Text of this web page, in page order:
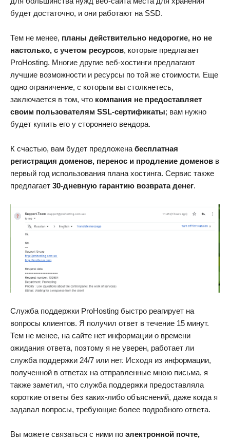
будет достаточно, и они работают на SSD.
Тем не менее, планы действительно недорогие, но не
настолько, с учетом ресурсов, которые предлагает
ProHosting. Многие другие веб-хостинги предлагают
лучшие возможности и ресурсы по той же стоимости. Еще
одно ограничение, с которым вы столкнетесь,
заключается в том, что компания не предоставляет
своим пользователям SSL-сертификаты; вам нужно
будет купить его у стороннего вендора.
К счастью, вам будет предложена бесплатная
регистрация доменов, перенос и продление доменов в
первый год использования плана хостинга. Сервис также
предлагает 30-дневную гарантию возврата денег.
Служба поддержки ProHosting быстро реагирует на
вопросы клиентов. Я получил ответ в течение 15 минут.
Тем не менее, на сайте нет информации о времени
ожидания ответа, поэтому я не уверен, работает ли
служба поддержки 24/7 или нет. Исходя из информации,
полученной в ответах на отправленные мною письма, я
также заметил, что служба поддержки предоставляла
короткие ответы без каких-либо объяснений, даже когда я
задавал вопросы, требующие более подробного ответа.
Вы можете связаться с ними по электронной почте,